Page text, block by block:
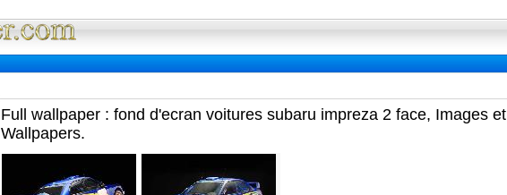
Full wallpaper : fond d'ecran voitures subaru impreza 2 face, Images et
Wallpapers.